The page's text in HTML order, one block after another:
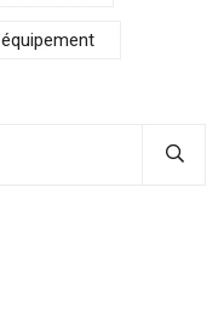
équipement